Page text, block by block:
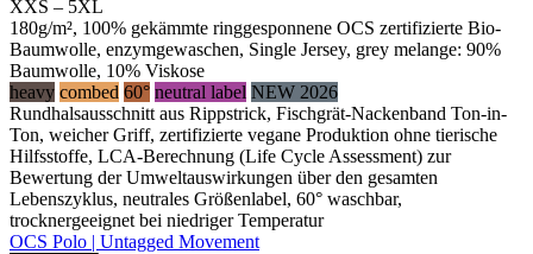
XXS – 5XL
180g/m², 100% gekämmte ringgesponnene OCS zertifizierte Bio-
Baumwolle, enzymgewaschen, Single Jersey, grey melange: 90%
Baumwolle, 10% Viskose
heavy combed 60° neutral label NEW 2026
Rundhalsausschnitt aus Rippstrick, Fischgrät-Nackenband Ton-in-
Ton, weicher Griff, zertifizierte vegane Produktion ohne tierische
Hilfsstoffe, LCA-Berechnung (Life Cycle Assessment) zur
Bewertung der Umweltauswirkungen über den gesamten
Lebenszyklus, neutrales Größenlabel, 60° waschbar,
trocknergeeignet bei niedriger Temperatur
OCS Polo | Untagged Movement